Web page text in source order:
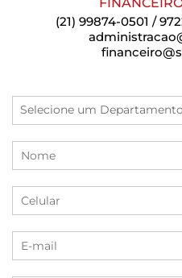
(21) 99874-0501 /